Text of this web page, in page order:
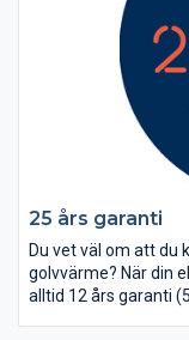
25 års garanti
Du vet väl om att du
golvvärme? När din
alltid 12 års garanti